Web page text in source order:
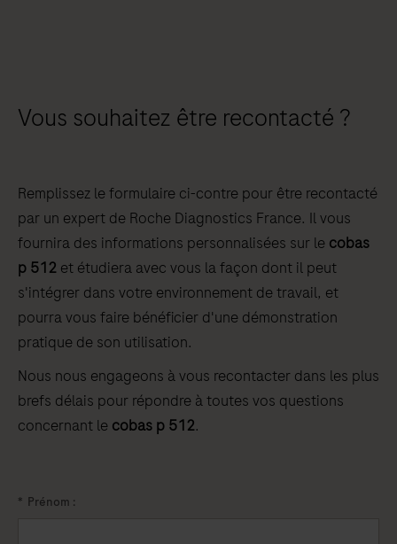
Vous souhaitez être recontacté ?
Remplissez le formulaire ci-contre pour être recontacté
par un expert de Roche Diagnostics France. Il vous
fournira des informations personnalisées sur le cobas
p 512 et étudiera avec vous la façon dont il peut
s'intégrer dans votre environnement de travail, et
pourra vous faire bénéficier d'une démonstration
pratique de son utilisation.
Nous nous engageons à vous recontacter dans les plus
brefs délais pour répondre à toutes vos questions
concernant le cobas p 512.
* Prénom :